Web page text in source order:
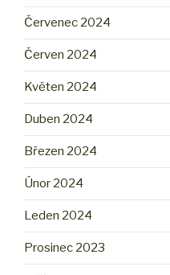
Červenec 2024
Červen 2024
Květen 2024
Duben 2024
Březen 2024
Únor 2024
Leden 2024
Prosinec 2023